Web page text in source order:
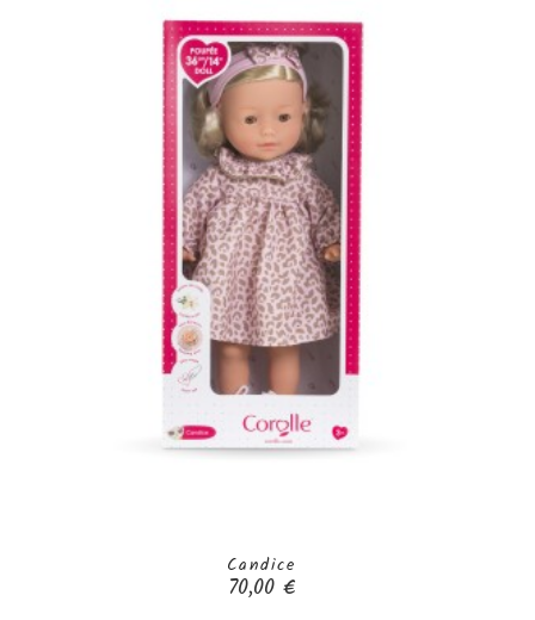
Candice
Prix
70,00 €